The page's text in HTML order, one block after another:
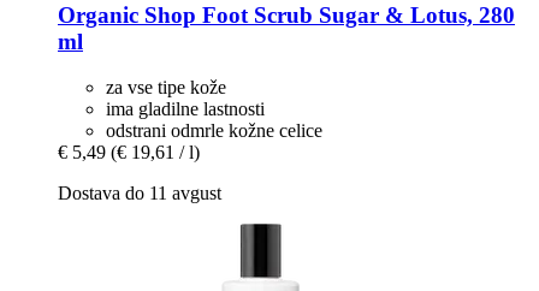
Organic Shop Foot Scrub Sugar & Lotus, 280
ml
za vse tipe kože
ima gladilne lastnosti
odstrani odmrle kožne celice
€ 5,49 (€ 19,61 / l)
Dostava do 11 avgust